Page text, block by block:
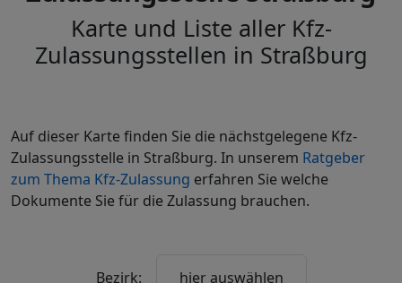
Karte und Liste aller Kfz-
Zulassungsstellen in Straßburg
Auf dieser Karte finden Sie die nächstgelegene Kfz-
Zulassungsstelle in Straßburg. In unserem Ratgeber
zum Thema Kfz-Zulassung erfahren Sie welche
Dokumente Sie für die Zulassung brauchen.
Bezirk: hier auswählen